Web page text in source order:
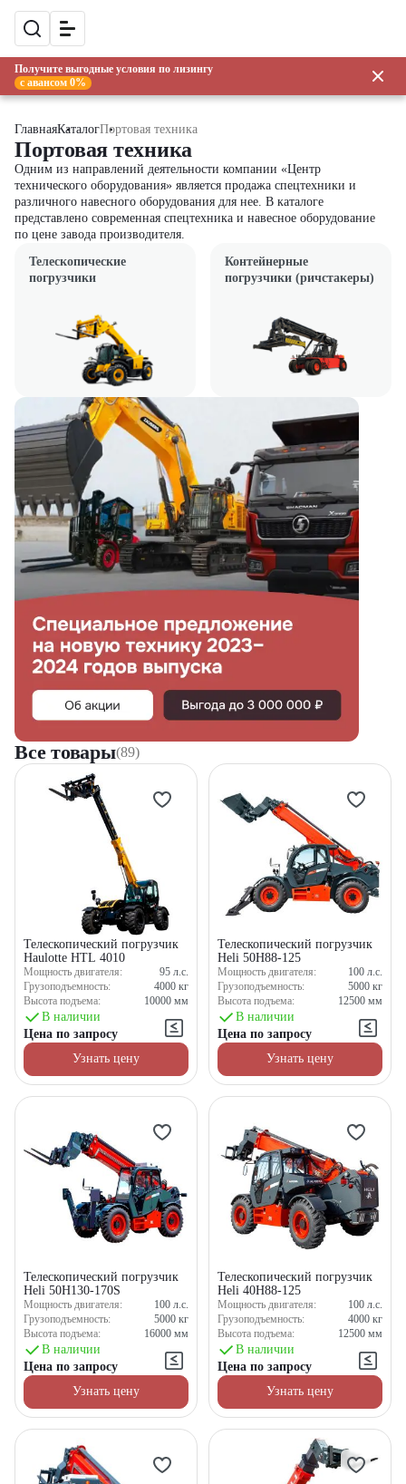
Получите выгодные условия по лизингу
с авансом 0%
ГлавнаяКаталогПортовая техника
Портовая техника
Одним из направлений деятельности компании «Центр
технического оборудования» является продажа спецтехники и
различного навесного оборудования для нее. В каталоге
представлено современная спецтехника и навесное оборудование
по цене завода производителя.
Телескопические
погрузчики
Контейнерные
погрузчики (ричстакеры)
Все товары(89)
Телескопический погрузчик
Haulotte HTL 4010
Мощность двигателя: 95 л.с.
Грузоподъемность:
4000 кг
Высота подъема:
10000 мм
В наличии
Цена по запросу
Узнать цену
Телескопический погрузчик
Heli 50H88-125
Мощность двигателя: 100 л.с.
Грузоподъемность:
5000 кг
Высота подъема:
12500 мм
В наличии
Цена по запросу
Узнать цену
Телескопический погрузчик
Heli 50H130-170S
Мощность двигателя: 100 л.с.
Грузоподъемность:
5000 кг
Высота подъема:
16000 мм
В наличии
Цена по запросу
Узнать цену
Телескопический погрузчик
Heli 40H88-125
Мощность двигателя: 100 л.с.
Грузоподъемность:
4000 кг
Высота подъема:
12500 мм
В наличии
Цена по запросу
Узнать цену